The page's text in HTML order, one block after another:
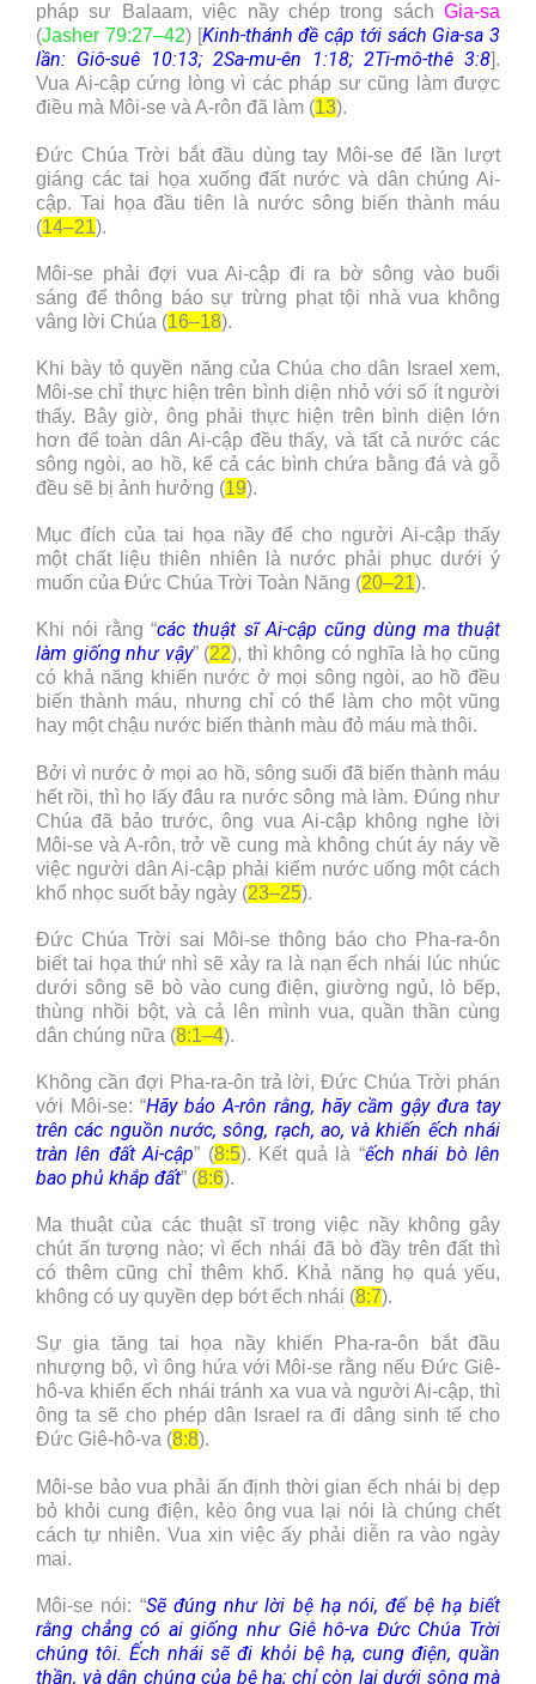
pháp sư Balaam, việc nầy chép trong sách Gia-sa
(Jasher 79:27–42) [Kinh-thánh đề cập tới sách Gia-sa 3
lần: Giô-suê 10:13; 2Sa-mu-ên 1:18; 2Ti-mô-thê 3:8].
Vua Ai-cập cứng lòng vì các pháp sư cũng làm được
điều mà Môi-se và A-rôn đã làm (13).
Đức Chúa Trời bắt đầu dùng tay Môi-se để lần lượt
giáng các tai họa xuống đất nước và dân chúng Ai-
cập. Tai họa đầu tiên là nước sông biến thành máu
(14–21).
Môi-se phải đợi vua Ai-cập đi ra bờ sông vào buổi
sáng để thông báo sự trừng phạt tội nhà vua không
vâng lời Chúa (16–18).
Khi bày tỏ quyền năng của Chúa cho dân Israel xem,
Môi-se chỉ thực hiện trên bình diện nhỏ với số ít người
thấy. Bây giờ, ông phải thực hiện trên bình diện lớn
hơn để toàn dân Ai-cập đều thấy, và tất cả nước các
sông ngòi, ao hồ, kể cả các bình chứa bằng đá và gỗ
đều sẽ bị ảnh hưởng (19).
Mục đích của tai họa nầy để cho người Ai-cập thấy
một chất liệu thiên nhiên là nước phải phục dưới ý
muốn của Đức Chúa Trời Toàn Năng (20–21).
Khi nói rằng “các thuật sĩ Ai-cập cũng dùng ma thuật
làm giống như vậy” (22), thì không có nghĩa là họ cũng
có khả năng khiến nước ở mọi sông ngòi, ao hồ đều
biến thành máu, nhưng chỉ có thể làm cho một vũng
hay một chậu nước biến thành màu đỏ máu mà thôi.
Bởi vì nước ở mọi ao hồ, sông suối đã biến thành máu
hết rồi, thì họ lấy đâu ra nước sông mà làm. Đúng như
Chúa đã bảo trước, ông vua Ai-cập không nghe lời
Môi-se và A-rôn, trở về cung mà không chút áy náy về
việc người dân Ai-cập phải kiếm nước uống một cách
khổ nhọc suốt bảy ngày (23–25).
Đức Chúa Trời sai Môi-se thông báo cho Pha-ra-ôn
biết tai họa thứ nhì sẽ xảy ra là nạn ếch nhái lúc nhúc
dưới sông sẽ bò vào cung điện, giường ngủ, lò bếp,
thùng nhồi bột, và cả lên mình vua, quần thần cùng
dân chúng nữa (8:1–4).
Không cần đợi Pha-ra-ôn trả lời, Đức Chúa Trời phán
với Môi-se: “Hãy bảo A-rôn rằng, hãy cầm gậy đưa tay
trên các nguồn nước, sông, rạch, ao, và khiến ếch nhái
tràn lên đất Ai-cập” (8:5). Kết quả là “ếch nhái bò lên
bao phủ khắp đất” (8:6).
Ma thuật của các thuật sĩ trong việc nầy không gây
chút ấn tượng nào; vì ếch nhái đã bò đầy trên đất thì
có thêm cũng chỉ thêm khổ. Khả năng họ quá yếu,
không có uy quyền dẹp bớt ếch nhái (8:7).
Sự gia tăng tai họa nầy khiến Pha-ra-ôn bắt đầu
nhượng bộ, vì ông hứa với Môi-se rằng nếu Đức Giê-
hô-va khiến ếch nhái tránh xa vua và người Ai-cập, thì
ông ta sẽ cho phép dân Israel ra đi dâng sinh tế cho
Đức Giê-hô-va (8:8).
Môi-se bảo vua phải ấn định thời gian ếch nhái bị dẹp
bỏ khỏi cung điện, kẻo ông vua lại nói là chúng chết
cách tự nhiên. Vua xin việc ấy phải diễn ra vào ngày
mai.
Môi-se nói: “Sẽ đúng như lời bệ hạ nói, để bệ hạ biết
rằng chẳng có ai giống như Giê hô-va Đức Chúa Trời
chúng tôi. Ếch nhái sẽ đi khỏi bệ hạ, cung điện, quần
thần, và dân chúng của bệ hạ; chỉ còn lại dưới sông mà